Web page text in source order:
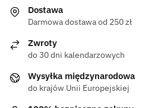
Dostawa
Darmowa dostawa od 250 zł
Zwroty
do 30 dni kalendarzowych
Wysyłka międzynarodowa
do krajów Unii Europejskiej